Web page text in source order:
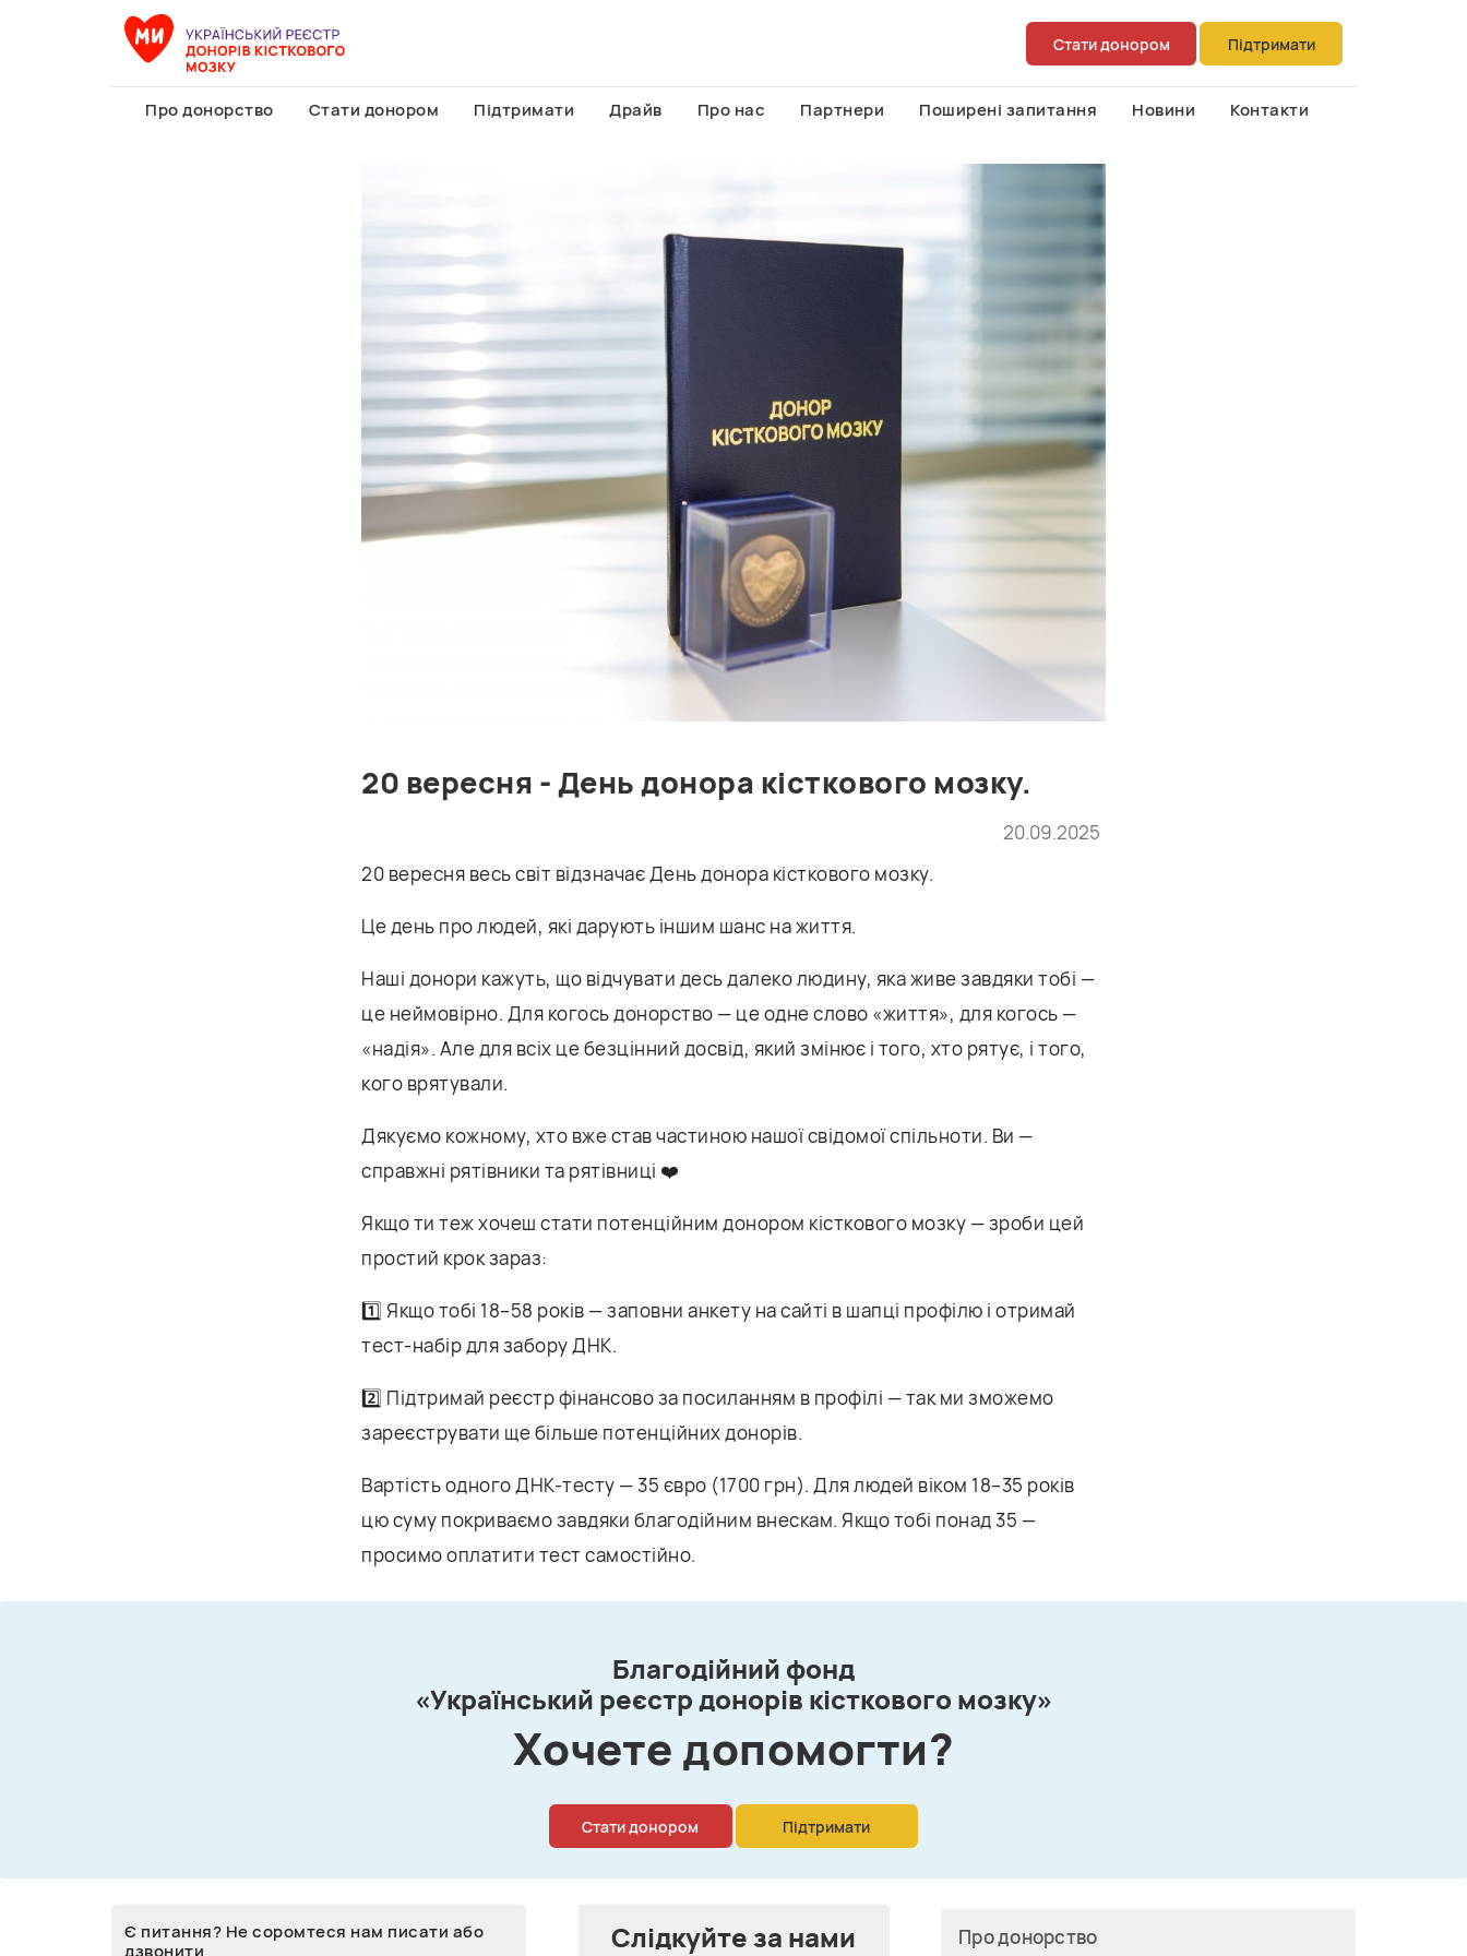
Стати донором Підтримати
Про донорство Стати донором Підтримати Драйв Про нас Партнери Поширені запитання Новини Контакти
20 вересня - День донора кісткового мозку.
20.09.2025
20 вересня весь світ відзначає День донора кісткового мозку.
Це день про людей, які дарують іншим шанс на життя.
Наші донори кажуть, що відчувати десь далеко людину, яка живе завдяки тобі —
це неймовірно. Для когось донорство — це одне слово «життя», для когось —
«надія». Але для всіх це безцінний досвід, який змінює і того, хто рятує, і того,
кого врятували.
Дякуємо кожному, хто вже став частиною нашої свідомої спільноти. Ви —
справжні рятівники та рятівниці ❤️
Якщо ти теж хочеш стати потенційним донором кісткового мозку — зроби цей
простий крок зараз:
1️⃣ Якщо тобі 18–58 років — заповни анкету на сайті в шапці профілю і отримай
тест-набір для забору ДНК.
2️⃣ Підтримай реєстр фінансово за посиланням в профілі — так ми зможемо
зареєструвати ще більше потенційних донорів.
Вартість одного ДНК-тесту — 35 євро (1700 грн). Для людей віком 18–35 років
цю суму покриваємо завдяки благодійним внескам. Якщо тобі понад 35 —
просимо оплатити тест самостійно.
Благодійний фонд
«Український реєстр донорів кісткового мозку»
Xочете допомогти?
Стати донором Підтримати
Є питання? Не соромтеся нам писати або
дзвонити
Слідкуйте за нами Про донорство